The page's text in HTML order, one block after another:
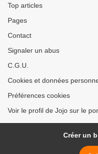
Top articles
Pages
Contact
Signaler un abus
C.G.U.
Cookies et données
Préférences cookies
Voir le profil de Jojo sur le
Créer un